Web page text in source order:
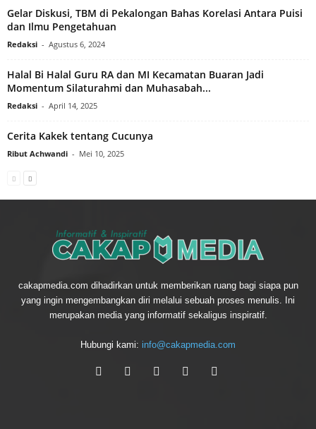
Gelar Diskusi, TBM di Pekalongan Bahas Korelasi Antara Puisi
dan Ilmu Pengetahuan
Redaksi - Agustus 6, 2024
Halal Bi Halal Guru RA dan MI Kecamatan Buaran Jadi
Momentum Silaturahmi dan Muhasabah...
Redaksi - April 14, 2025
Cerita Kakek tentang Cucunya
Ribut Achwandi - Mei 10, 2025
cakapmedia.com dihadirkan untuk memberikan ruang bagi siapa pun
yang ingin mengembangkan diri melalui sebuah proses menulis. Ini
merupakan media yang informatif sekaligus inspiratif.
Hubungi kami: info@cakapmedia.com